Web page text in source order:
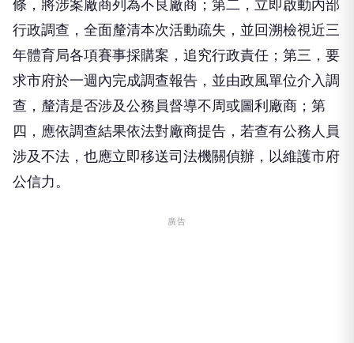
條，將涉案廠商列為不良廠商；第二，立即啟動內部
行政調查，全面釐清本次活動疏失，並回溯檢視近三
年體育局各項賽事採購案，追究行政責任；第三，要
求市府於一週內完成調查報告，並由政風單位介入調
查，釐清是否涉及公務員督導不周或圖利廠商；第
四，應依調查結果依法對廠商提告，若查有公務人員
涉及不法，也應立即移送司法機關偵辦，以維護市府
公信力。
廣告